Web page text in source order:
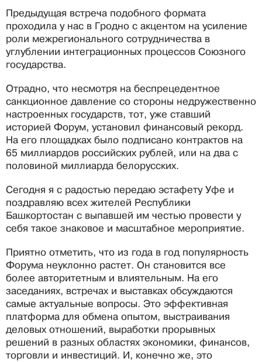
Предыдущая встреча подобного формата
проходила у нас в Гродно с акцентом на усиление
роли межрегионального сотрудничества в
углублении интеграционных процессов Союзного
государства.
Отрадно, что несмотря на беспрецедентное
санкционное давление со стороны недружественно
настроенных государств, тот, уже ставший
историей Форум, установил финансовый рекорд.
На его площадках было подписано контрактов на
65 миллиардов российских рублей, или на два с
половиной миллиарда белорусских.
Сегодня я с радостью передаю эстафету Уфе и
поздравляю всех жителей Республики
Башкортостан с выпавшей им честью провести у
себя такое знаковое и масштабное мероприятие.
Приятно отметить, что из года в год популярность
Форума неуклонно растет. Он становится все
более авторитетным и влиятельным. На его
заседаниях, встречах и выставках обсуждаются
самые актуальные вопросы. Это эффективная
платформа для обмена опытом, выстраивания
деловых отношений, выработки прорывных
решений в разных областях экономики, финансов,
торговли и инвестиций. И, конечно же, это